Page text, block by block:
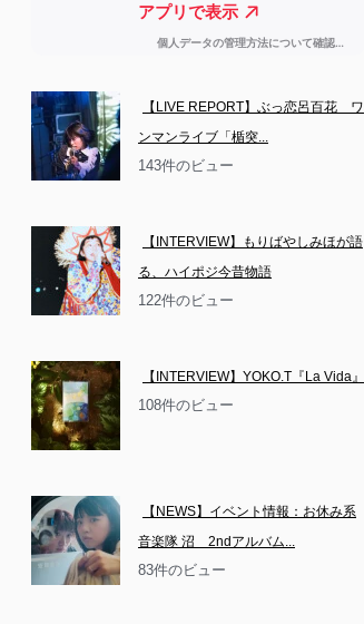
【LIVE REPORT】ぶっ恋呂百花　ワ
ンマンライブ「楯突...
143件のビュー
【INTERVIEW】もりばやしみほが語
る、ハイポジ今昔物語
122件のビュー
【INTERVIEW】YOKO.T『La Vida』
108件のビュー
【NEWS】イベント情報：お休み系
音楽隊 沼　2ndアルバム...
83件のビュー